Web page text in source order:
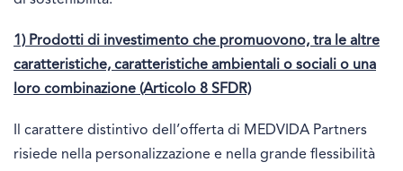
1) Prodotti di investimento che promuovono, tra le altre
caratteristiche, caratteristiche ambientali o sociali o una
loro combinazione (Articolo 8 SFDR)
Il carattere distintivo dell’offerta di MEDVIDA Partners
risiede nella personalizzazione e nella grande flessibilità